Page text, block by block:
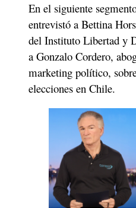
En el siguiente
entrevistó a Bettina
del Instituto Libertad y
a Gonzalo Cordero,
marketing político,
elecciones en Chile.